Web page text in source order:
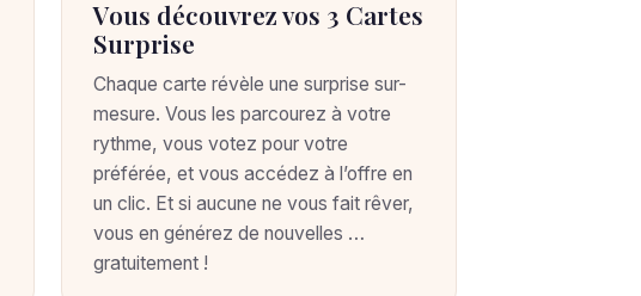
Vous découvrez vos 3 Cartes
Surprise
Chaque carte révèle une surprise sur-
mesure. Vous les parcourez à votre
rythme, vous votez pour votre
préférée, et vous accédez à l’offre en
un clic. Et si aucune ne vous fait rêver,
vous en générez de nouvelles …
gratuitement !